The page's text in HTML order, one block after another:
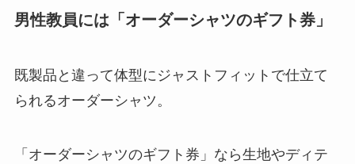
男性教員には「オーダーシャツのギフト券」
既製品と違って体型にジャストフィットで仕立て
られるオーダーシャツ。
「オーダーシャツのギフト券」なら生地やディテ